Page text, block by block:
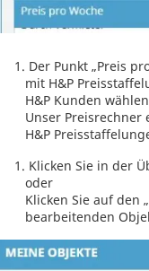
Der Punkt „Preis
mit H&P
H&P Kunden
Unser
H&P
Klicken Sie in der
oder
Klicken Sie auf den
bearbeitenden